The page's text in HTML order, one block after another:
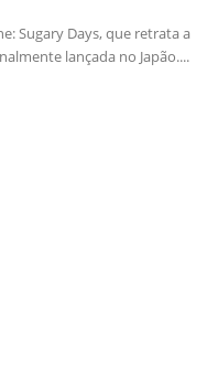
Sugary Days, que retrata a
lançada no Japão....